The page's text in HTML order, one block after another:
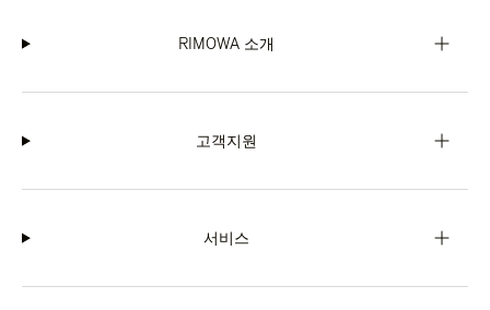
RIMOWA 소개
고객지원
서비스